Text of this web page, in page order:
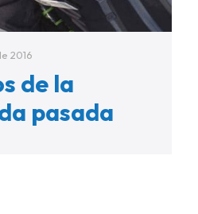
2016
de la
pasada